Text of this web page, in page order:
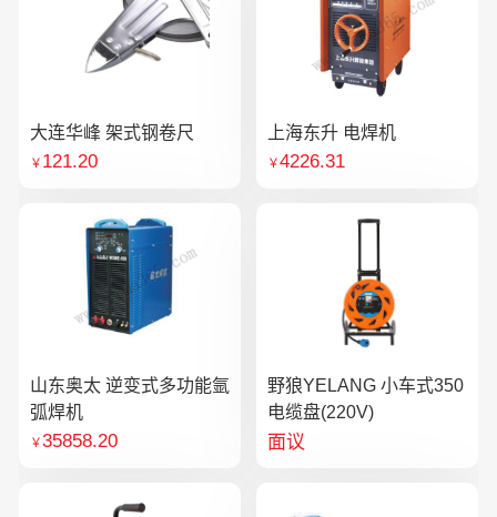
大连华峰 架式钢卷尺
￥ 121.20
上海东升 电焊机
￥4226.31
山东奥太 逆变式多功能氩
弧焊机
￥35858.20
野狼YELANG 小车式350
电缆盘(220V)
面议